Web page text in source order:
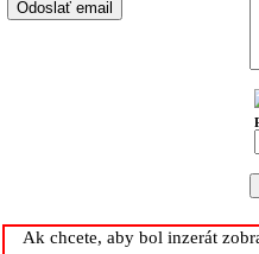
Ak chcete, aby bol inzerát